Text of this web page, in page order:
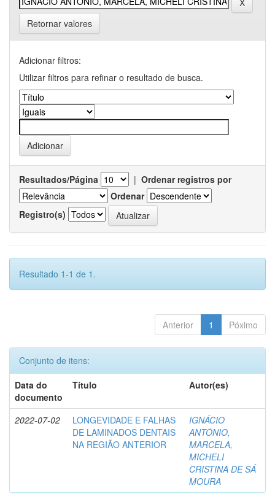
Retornar valores
Adicionar filtros:
Utilizar filtros para refinar o resultado de busca.
Resultados/Página | Ordenar registros por
Ordenar
Registro(s)
Resultado 1-1 de 1.
Anterior 1 Póximo
Conjunto de itens:
Data do
documento
Título Autor(es)
2022-07-02
LONGEVIDADE E FALHAS
DE LAMINADOS DENTAIS
NA REGIÃO ANTERIOR
IGNÁCIO
ANTÔNIO,
MARCELA,
MICHELI
CRISTINA DE SÁ
MOURA